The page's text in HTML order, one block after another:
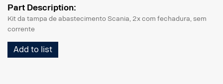
Part Description:
Kit da tampa de abastecimento Scania, 2x com fechadura, sem
corrente
Add to list